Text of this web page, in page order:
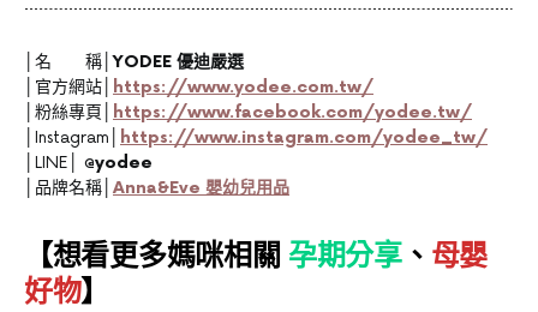
│名 稱│YODEE 優迪嚴選
│官方網站│
https://www.yodee.com.tw/
│粉絲專頁│
https://www.facebook.com/yodee.tw/
│Instagram│
https://www.instagram.com/yodee_tw/
│LINE│ @yodee
│品牌名稱│ Anna&Eve 嬰幼兒用品
【想看更多媽咪相關 孕期分享、 母嬰
好物】